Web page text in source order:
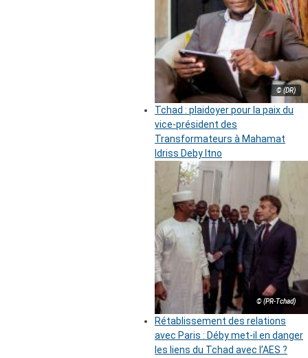
© (DR)
Tchad : plaidoyer pour la paix du
vice-président des
Transformateurs à Mahamat
Idriss Deby Itno
© (PR-Tchad)
Rétablissement des relations
avec Paris : Déby met-il en danger
les liens du Tchad avec l’AES ?